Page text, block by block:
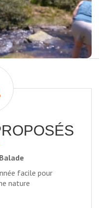
facile pour
nature